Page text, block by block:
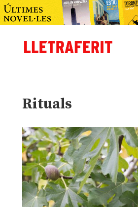
Rituals